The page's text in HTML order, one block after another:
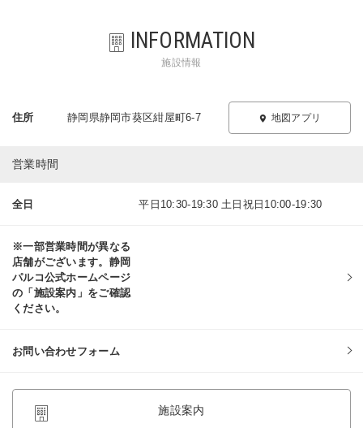
INFORMATION
施設情報
住所 静岡県静岡市葵区紺屋町6-7 地図アプリ
営業時間
全日 平日10:30-19:30 土日祝日10:00-19:30
※一部営業時間が異なる
店舗がございます。静岡
パルコ公式ホームページ
の「施設案内」をご確認
ください。
お問い合わせフォーム
施設案内